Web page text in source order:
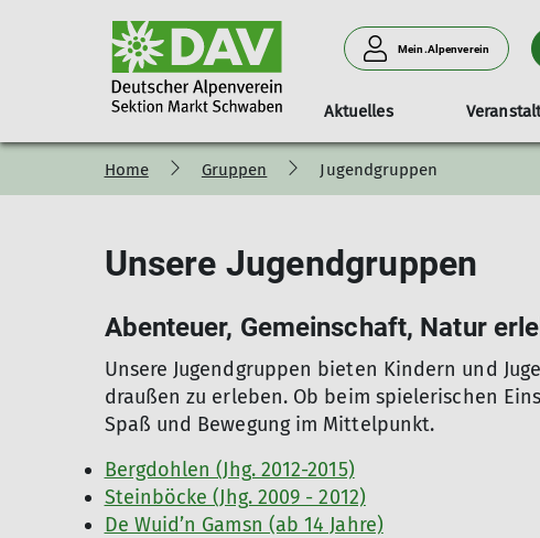
Mein.Alpenverein
Aktuelles
Vorträge
Programm Touren Kurse
Anlage & Klettern am Turm
Familiengruppe
Mitglied werden
Unser Verein Unser Team
Home Gruppen Jugendgruppen
Unsere Jugendgruppen
Abenteuer, Gemeinschaft, Natur
Unsere Jugendgruppen bieten Kindern und
draußen zu erleben. Ob beim spielerischen
Spaß und Bewegung im Mittelpunkt.
Bergdohlen (Jhg. 2012-2015)
Steinböcke (Jhg. 2009 - 2012)
De Wuid’n Gamsn (ab 14 Jahre)